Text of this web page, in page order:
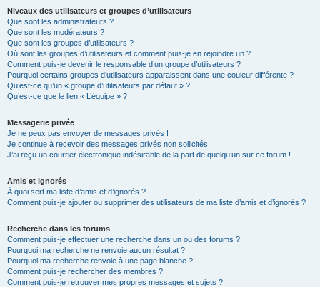
Niveaux des utilisateurs et groupes d’utilisateurs
Que sont les administrateurs ?
Que sont les modérateurs ?
Que sont les groupes d’utilisateurs ?
Où sont les groupes d’utilisateurs et comment puis-je en rejoindre un ?
Comment puis-je devenir le responsable d’un groupe d’utilisateurs ?
Pourquoi certains groupes d’utilisateurs apparaissent dans une couleur différente ?
Qu’est-ce qu’un « groupe d’utilisateurs par défaut » ?
Qu’est-ce que le lien « L’équipe » ?
Messagerie privée
Je ne peux pas envoyer de messages privés !
Je continue à recevoir des messages privés non sollicités !
J’ai reçu un courrier électronique indésirable de la part de quelqu’un sur ce forum !
Amis et ignorés
À quoi sert ma liste d’amis et d’ignorés ?
Comment puis-je ajouter ou supprimer des utilisateurs de ma liste d’amis et d’ignorés ?
Recherche dans les forums
Comment puis-je effectuer une recherche dans un ou des forums ?
Pourquoi ma recherche ne renvoie aucun résultat ?
Pourquoi ma recherche renvoie à une page blanche ?!
Comment puis-je rechercher des membres ?
Comment puis-je retrouver mes propres messages et sujets ?